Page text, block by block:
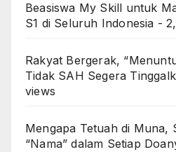
Beasiswa My Skill untuk
S1 di Seluruh Indonesia -
Rakyat Bergerak,
Tidak SAH Segera
views
Mengapa Tetuah di Muna,
“Nama” dalam Setiap